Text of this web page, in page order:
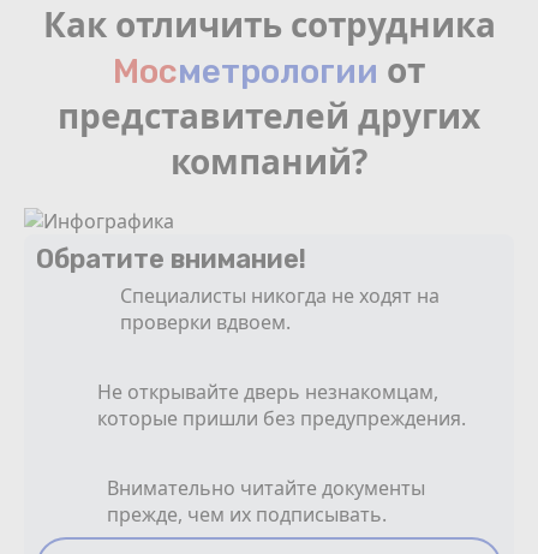
Как отличить сотрудника
Мосмeтрологии от
представителей других
компаний?
Обратите внимание!
Специалисты никогда не ходят на
проверки вдвоем.
Не открывайте дверь незнакомцам,
которые пришли без предупреждения.
Внимательно читайте документы
прежде, чем их подписывать.